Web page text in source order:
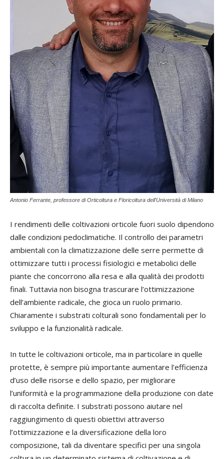
Antonio Ferrante, professore di Orticoltura e Floricoltura dell'Università di Milano
I rendimenti delle coltivazioni orticole fuori suolo dipendono
dalle condizioni pedoclimatiche. Il controllo dei parametri
ambientali con la climatizzazione delle serre permette di
ottimizzare tutti i processi fisiologici e metabolici delle
piante che concorrono alla resa e alla qualità dei prodotti
finali. Tuttavia non bisogna trascurare l’ottimizzazione
dell’ambiente radicale, che gioca un ruolo primario.
Chiaramente i substrati colturali sono fondamentali per lo
sviluppo e la funzionalità radicale.
In tutte le coltivazioni orticole, ma in particolare in quelle
protette, è sempre più importante aumentare l’efficienza
d’uso delle risorse e dello spazio, per migliorare
l’uniformità e la programmazione della produzione con date
di raccolta definite. I substrati possono aiutare nel
raggiungimento di questi obiettivi attraverso
l’ottimizzazione e la diversificazione della loro
composizione, tali da diventare specifici per una singola